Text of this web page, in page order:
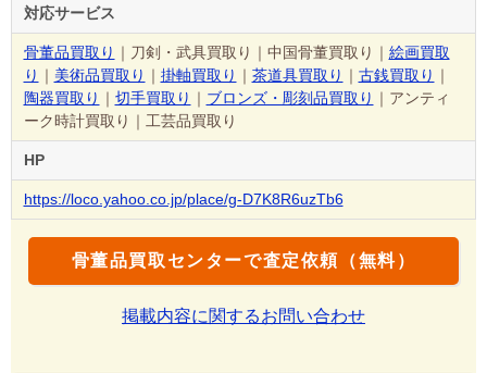
対応サービス
骨董品買取り ｜刀剣・武具買取り｜中国骨董買取り｜ 絵画買取
り ｜ 美術品買取り ｜ 掛軸買取り ｜ 茶道具買取り ｜ 古銭買取り ｜
陶器買取り ｜ 切手買取り ｜ ブロンズ・彫刻品買取り ｜アンティ
ーク時計買取り｜工芸品買取り
HP
https://loco.yahoo.co.jp/place/g-D7K8R6uzTb6
骨董品買取センターで査定依頼（無料）
掲載内容に関するお問い合わせ